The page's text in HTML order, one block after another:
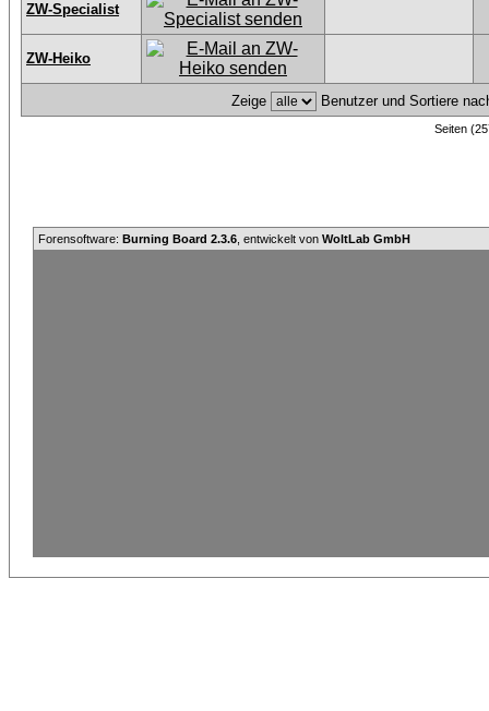
ZW-Specialist
ZW-Heiko
Zeige Benutzer und Sortiere
Seiten
Forensoftware: Burning Board 2.3.6 , entwickelt von WoltLab GmbH